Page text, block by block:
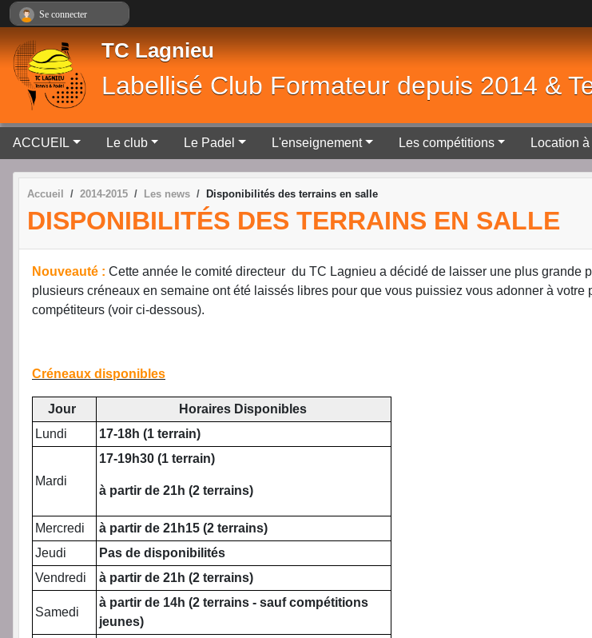
TC Lagnieu
Labellisé Club Formateur depuis 2014 &
ACCUEIL Le club Le Padel L'enseignement Les compétitions Location
Accueil 2014-2015 Les news Disponibilités des terrains en salle
DISPONIBILITÉS DES TERRAINS EN SALLE
Nouveauté : Cette année le comité directeur du TC Lagnieu a décidé de laisser une plus grande
plusieurs créneaux en semaine ont été laissés libres pour que vous puissiez vous adonner à
compétiteurs (voir ci-dessous).
Créneaux disponibles
Jour
Horaires Disponibles
Lundi
17-18h (1 terrain)
Mardi
17-19h30 (1 terrain)
à partir de 21h (2 terrains)
Mercredi
à partir de 21h15 (2 terrains)
Jeudi
Pas de disponibilités
Vendredi
à partir de 21h (2 terrains)
Samedi
à partir de 14h (2 terrains - sauf compétitions
jeunes)
Se connecter
Panneau de gestion des cookies